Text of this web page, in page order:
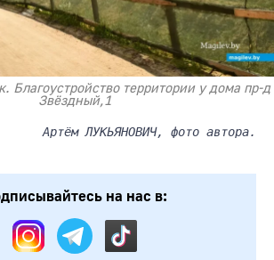
Благоустройство территории у дома пр-д
Звёздный,1
Артём ЛУКЬЯНОВИЧ, фото автора.
на нас в: